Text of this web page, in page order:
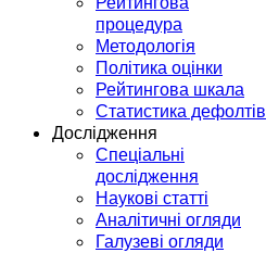
процедура
Методологія
Політика оцінки
Рейтингова шкала
Статистика дефолтів
Дослідження
Спеціальні
дослідження
Наукові статті
Аналітичні огляди
Галузеві огляди